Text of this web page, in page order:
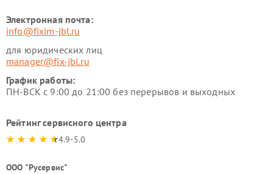
Электронная почта:
info@fixim-jbl.ru
для юридических лиц
manager@fix-jbl.ru
График работы:
ПН-ВСК с 9:00 до 21:00 без перерывов и выходных
Рейтинг сервисного центра
4.9-5.0
ООО "Русервис"